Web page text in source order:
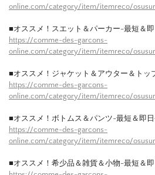
online.com/category/item/itemreco/
■オススメ！スエット＆パーカー-最短＆
https://comme-des-garcons-
online.com/category/item/itemreco/
■オススメ！ジャケット＆アウター＆トッ
https://comme-des-garcons-
online.com/category/item/itemreco/
■オススメ！ボトムス＆パンツ-最短＆即
https://comme-des-garcons-
online.com/category/item/itemreco/
■オススメ！希少品＆雑貨＆小物-最短＆